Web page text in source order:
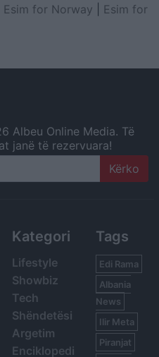
Esim for Norway
Esim for
Albeu Online Media. Të
janë të rezervuara!
Kategori
Lifestyle
Showbiz
Tech
Shëndetësi
Argetim
Enciklopedi
Tags
Edi Rama
Albania
News
Ilir Meta
Piranjat